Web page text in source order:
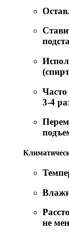
Часто
3-4
не